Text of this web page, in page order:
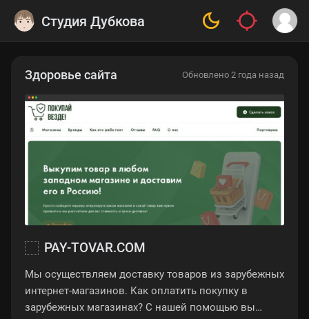
Студия Дубкова
Здоровье сайта Обновлено 2 года назад
PAY-TOVAR.COM
Мы осуществляем доставку товаров из зарубежных
интернет-магазинов. Как оплатить покупку в
зарубежных магазинах? С нашей помощью вы